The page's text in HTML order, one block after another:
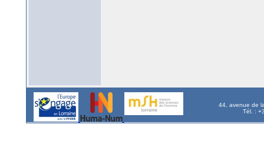
44, avenue de
Tél. :